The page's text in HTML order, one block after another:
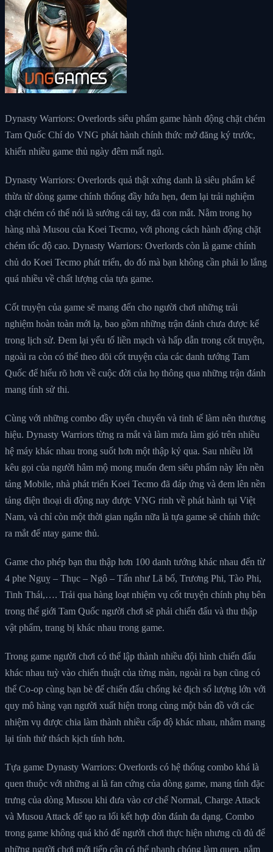
Dynasty Warriors: Overlords siêu phẩm game hành động chặt chém
Tam Quốc Chí do VNG phát hành chính thức mở đăng ký trước,
khiến nhiều game thủ ngày đêm mất ngủ.
Dynasty Warriors: Overlords quả thật xứng danh là siêu phẩm kế
thừa từ dòng game chính thống đầy hứa hẹn, đem lại trải nghiệm
chặt chém có thể nói là sướng cái tay, đã con mắt. Nằm trong họ
hàng nhà Musou của Koei Tecmo, với phong cách hành động chặt
chém tốc độ cao. Dynasty Warriors: Overlords còn là game chính
chủ do Koei Tecmo phát triển, do đó mà bạn không cần phải lo lắng
quá nhiều về chất lượng của tựa game.
Cốt truyện của game sẽ mang đến cho người chơi những trải
nghiệm hoàn toàn mới lạ, bao gồm những trận đánh chưa được kể
trong lịch sử. Đem lại yếu tố liền mạch và hấp dẫn trong cốt truyện,
ngoài ra còn có thể theo dõi cốt truyện của các danh tướng Tam
Quốc để hiểu rõ hơn về cuộc đời của họ thông qua những trận đánh
mang tính sử thi.
Cùng với những combo đầy uyển chuyển và tinh tế làm nên thương
hiệu. Dynasty Warriors từng ra mắt và làm mưa làm gió trên nhiều
hệ máy khác nhau trong suốt hơn một thập kỷ qua. Sau nhiều lời
kêu gọi của người hâm mộ mong muốn đem siêu phẩm này lên nền
tảng Mobile, nhà phát triển Koei Tecmo đã đáp ứng và đem lên nền
tảng điện thoại di động nay được VNG rinh về phát hành tại Việt
Nam, và chỉ còn một thời gian ngắn nữa là tựa game sẽ chính thức
ra mắt đế ntay game thủ.
Game cho phép bạn thu thập hơn 100 danh tướng khác nhau đến từ
4 phe Nguỵ – Thục – Ngô – Tấn như Lã bố, Trương Phi, Tào Phi,
Tinh Thái,…. Trải qua hàng loạt nhiệm vụ cốt truyện chính phụ bên
trong thế giới Tam Quốc người chơi sẽ phải chiến đấu và thu thập
vật phẩm, trang bị khác nhau trong game.
Trong game người chơi có thể lập thành nhiều đội hình chiến đấu
khác nhau tuỳ vào chiến thuật của từng màn, ngoài ra bạn cũng có
thể Co-op cùng bạn bè để chiến đấu chống kẻ địch số lượng lớn với
quy mô hàng vạn người xuất hiện trong cùng một bản đồ với các
nhiệm vụ được chia làm thành nhiều cấp độ khác nhau, nhằm mang
lại tính thử thách kịch tính hơn.
Tựa game Dynasty Warriors: Overlords có hệ thống combo khá là
quen thuộc với những ai là fan cứng của dòng game, mang tính đặc
trưng của dòng Musou khi đưa vào cơ chế Normal, Charge Attack
và Musou Attack để tạo ra lối kết hợp đòn đánh đa dạng. Combo
trong game không quá khó để người chơi thực hiện nhưng cũ đủ để
những người chơi mới tiếp cận có thể nhanh chóng làm quen, nắm